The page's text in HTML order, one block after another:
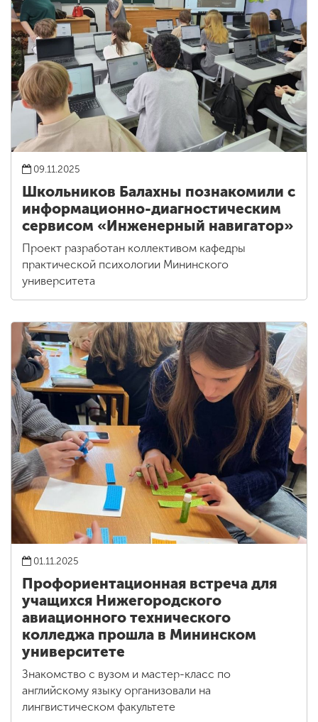
09.11.2025
Школьников Балахны познакомили с
информационно-диагностическим
сервисом «Инженерный навигатор»
Проект разработан коллективом кафедры
практической психологии Мининского
университета
01.11.2025
Профориентационная встреча для
учащихся Нижегородского
авиационного технического
колледжа прошла в Мининском
университете
Знакомство с вузом и мастер-класс по
английскому языку организовали на
лингвистическом факультете